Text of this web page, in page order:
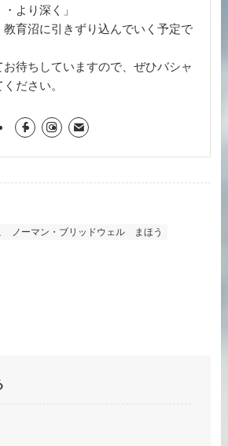
より深く」
教育沼に引きずり込んでいく予定で
お待ちしていますので、ぜひバシャ
ださい。
ノーマン・ブリッドウェル
まほう